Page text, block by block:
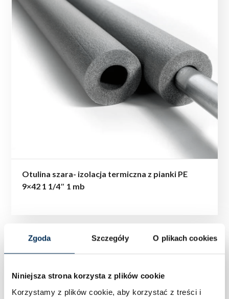
Zgoda Szczegóły O plikach cookies
Niniejsza strona korzysta z plików cookie
Korzystamy z plików cookie, aby korzystać z treści i
Otulina szara- izolacja termiczna z pianki PE
9×42 1 1/4″ 1 mb